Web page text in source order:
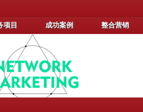
项目 成功案例 整合营销